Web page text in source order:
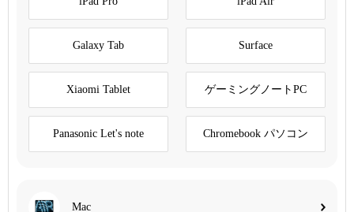
Galaxy Tab Surface
Xiaomi Tablet ゲーミングノートPC
Panasonic Let's note Chromebook パソコン
Mac